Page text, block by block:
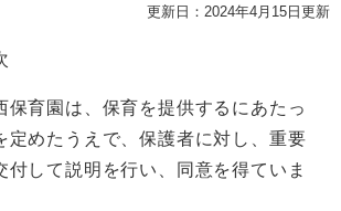
更新日：2024年4月15日更新
保育園は、保育を提供するにあたっ
定めたうえで、保護者に対し、重要
付して説明を行い、同意を得ていま